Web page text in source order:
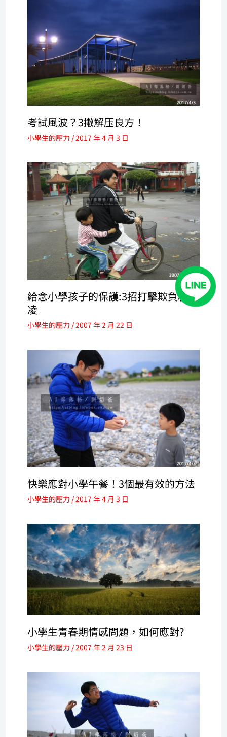
考試風波？3撇解压良方！
小學生的壓力 /2017 年 4 月 3 日
給念小學孩子的保護:3招打擊欺負和霸
凌
小學生的壓力 /2007 年 2 月 22 日
快樂應對小學午餐！3個最有效的方法
小學生的壓力 /2017 年 4 月 3 日
小學生青春期情感問題，如何應對?
小學生的壓力 /2007 年 2 月 23 日